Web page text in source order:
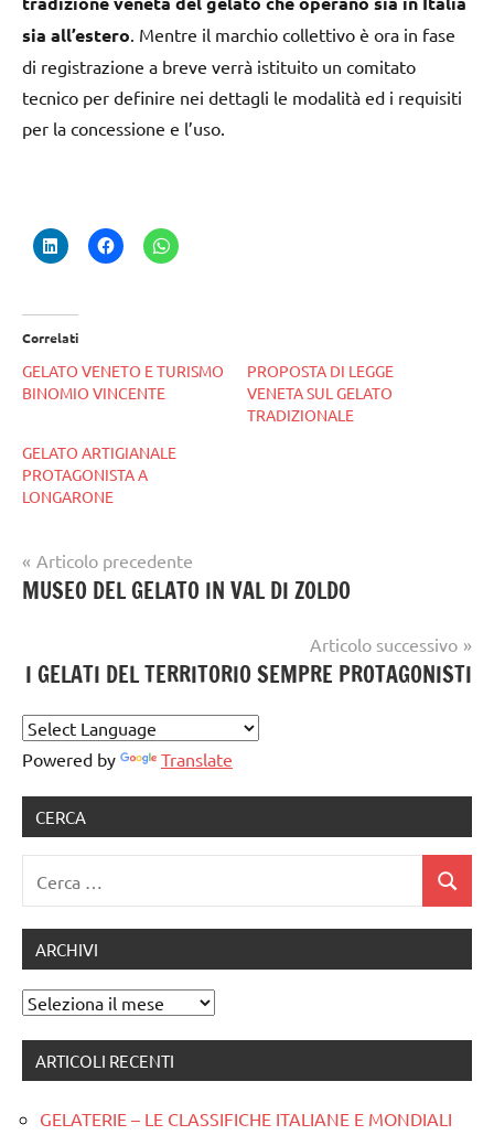
sia all’estero. Mentre il marchio collettivo è ora in fase
di registrazione a breve verrà istituito un comitato
tecnico per definire nei dettagli le modalità ed i requisiti
per la concessione e l’uso.
Correlati
GELATO VENETO E TURISMO
BINOMIO VINCENTE
PROPOSTA DI LEGGE
VENETA SUL GELATO
TRADIZIONALE
GELATO ARTIGIANALE
PROTAGONISTA A
LONGARONE
gelatieri,
ARTIGIANALE,
artigianale
notizie
gelataio
Navigazione
articoli
Articolo precedente
MUSEO DEL GELATO IN VAL DI ZOLDO
Articolo successivo
I GELATI DEL TERRITORIO SEMPRE PROTAGONISTI
Powered by Translate
CERCA
per:
Cerca
ARCHIVI
Archivi
ARTICOLI RECENTI
GELATERIE – LE CLASSIFICHE ITALIANE E MONDIALI